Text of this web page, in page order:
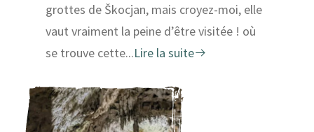
grottes de Škocjan, mais croyez-moi, elle
vaut vraiment la peine d’être visitée ! où
se trouve cette...Lire la suite